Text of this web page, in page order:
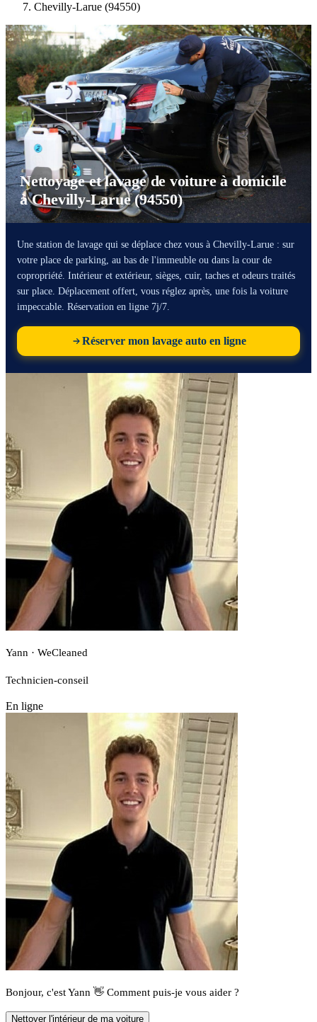
Chevilly-Larue (94550)
Nettoyage et lavage de voiture à domicile
à Chevilly-Larue (94550)
Une station de lavage qui se déplace chez vous à Chevilly-Larue : sur
votre place de parking, au bas de l'immeuble ou dans la cour de
copropriété. Intérieur et extérieur, sièges, cuir, taches et odeurs traités
sur place. Déplacement offert, vous réglez après, une fois la voiture
impeccable. Réservation en ligne 7j/7.
Réserver mon lavage auto en ligne
Yann · WeCleaned
Technicien-conseil
En ligne
Bonjour, c'est Yann 👋 Comment puis-je vous aider ?
Nettoyer l'intérieur de ma voiture